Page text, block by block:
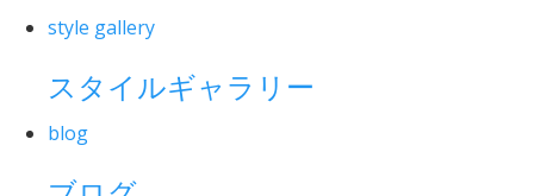
style gallery
スタイルギャラリー
blog